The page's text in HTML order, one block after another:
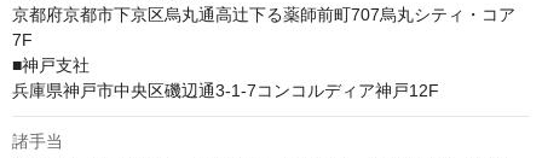
京都府京都市下京区烏丸通高辻下る薬師前町707烏丸シティ・コア
7F
■神戸支社
兵庫県神戸市中央区磯辺通3-1-7コンコルディア神戸12F
諸手当